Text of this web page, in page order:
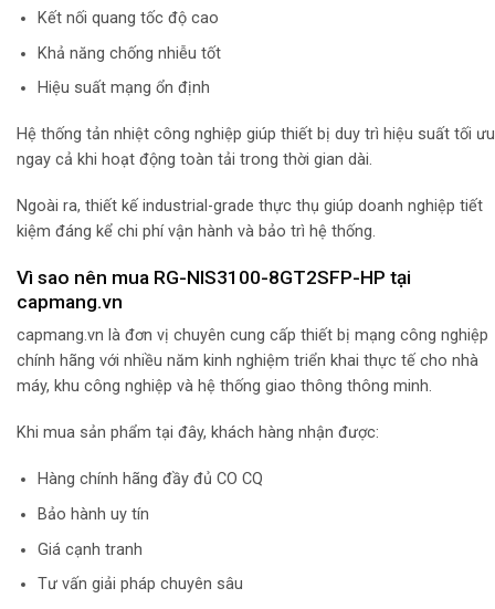
Kết nối quang tốc độ cao
Khả năng chống nhiễu tốt
Hiệu suất mạng ổn định
Hệ thống tản nhiệt công nghiệp giúp thiết bị duy trì hiệu suất tối ưu
ngay cả khi hoạt động toàn tải trong thời gian dài.
Ngoài ra, thiết kế industrial-grade thực thụ giúp doanh nghiệp tiết
kiệm đáng kể chi phí vận hành và bảo trì hệ thống.
Vì sao nên mua RG-NIS3100-8GT2SFP-HP tại
capmang.vn
capmang.vn là đơn vị chuyên cung cấp thiết bị mạng công nghiệp
chính hãng với nhiều năm kinh nghiệm triển khai thực tế cho nhà
máy, khu công nghiệp và hệ thống giao thông thông minh.
Khi mua sản phẩm tại đây, khách hàng nhận được:
Hàng chính hãng đầy đủ CO CQ
Bảo hành uy tín
Giá cạnh tranh
Tư vấn giải pháp chuyên sâu